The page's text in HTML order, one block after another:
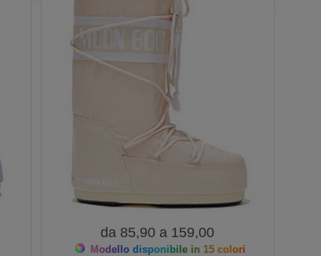
da 85,90 a 159,00
Modello disponibile in 15 colori